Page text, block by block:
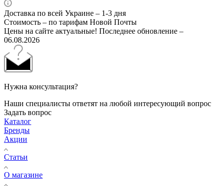
Доставка по всей Украине – 1-3 дня
Стоимость – по тарифам Новой Почты
Цены на сайте актуальные! Последнее обновление –
06.08.2026
Нужна консультация?
Наши специалисты ответят на любой интересующий вопрос
Задать вопрос
Каталог
Бренды
Акции
Статьи
О магазине